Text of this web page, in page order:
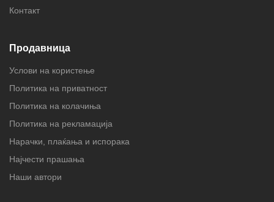
Контакт
Продавница
Услови на користење
Политика на приватност
Политика на колачиња
Политика на рекламација
Нарачки, плаќања и испорака
Најчести прашања
Наши автори